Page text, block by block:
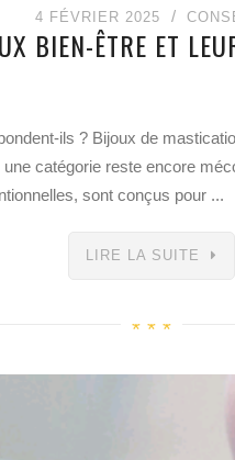
4 FÉVRIER 2025
BIEN-ÊTRE ET
ils ? Bijoux de
catégorie reste encore
sont conçus pour ...
LIRE LA SUITE